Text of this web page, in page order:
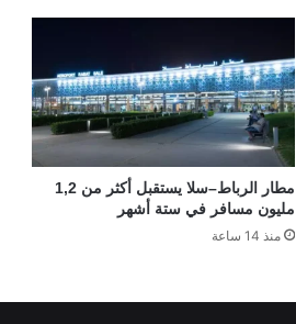
مطار الرباط–سلا يستقبل أكثر من 1,2
مليون مسافر في ستة أشهر
منذ 14 ساعة